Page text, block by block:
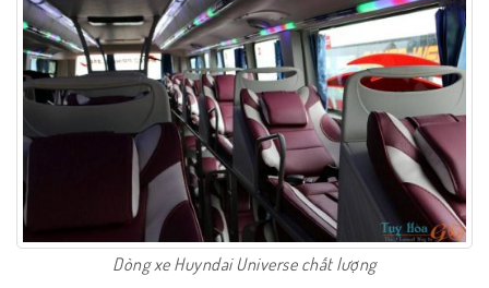
Dòng xe Huyndai Universe chất lượng